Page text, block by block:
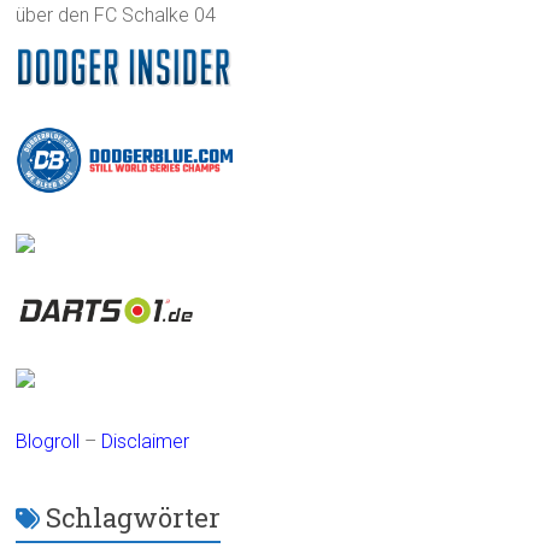
über den FC Schalke 04
Blogroll – Disclaimer
Schlagwörter